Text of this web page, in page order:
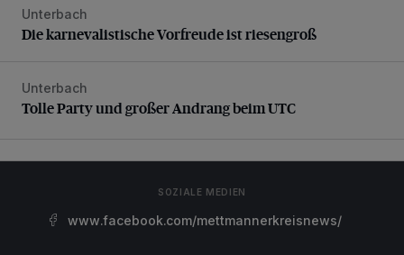
Die karnevalistische Vorfreude ist riesengroß
Unterbach
Die karnevalistische Vorfreude ist riesengroß
Tolle Party und großer Andrang beim UTC
Unterbach
Tolle Party und großer Andrang beim UTC
SOZIALE MEDIEN
www.facebook.com/mettmannerkreisnews/